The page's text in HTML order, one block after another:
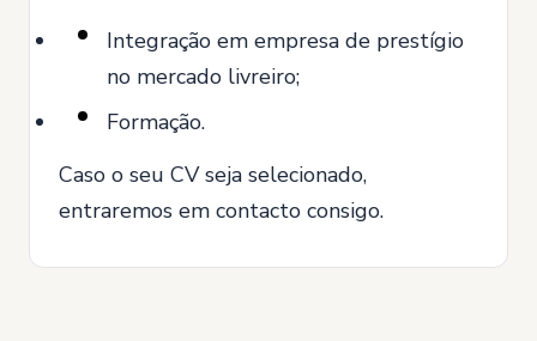
Integração em empresa de prestígio
no mercado livreiro;
Formação.
Caso o seu CV seja selecionado,
entraremos em contacto consigo.